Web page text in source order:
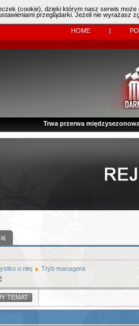
| Kierowcy: 11483dzisiaj: (0)
Online:
HOME |
Trwa przerwa
o niej
Tryb managera
TEMAT
(cookie), dzięki którym nasz serwis
przeglądarki. Jeżeli nie wyrażasz